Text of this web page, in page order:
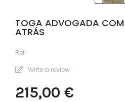
TOGA ADVOGADA COM
ATRÁS
Ref:
Write a review
215,00 €